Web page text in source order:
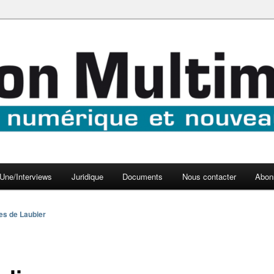
Une/Interviews Juridique Documents Nous contacter
de Laubier